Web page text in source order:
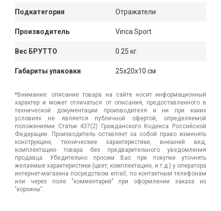
Подкатегория Отражатели
Производитель Vinca Sport
Вес БРУТТО 0.25 кг
Габариты упаковки 25x20x10 см
*Внимание: описание товара на сайте носит информационный
характер и может отличаться от описания, предоставленного в
технической документации производителя и ни при каких
условиях не является публичной офертой, определяемой
положениями Статьи 437(2) Гражданского Кодекса Российской
Федерации. Производитель оставляет за собой право изменять
конструкцию, технические характеристики, внешний вид,
комплектацию товара без предварительного уведомления
продавца. Убедительно просим Вас при покупке уточнять
желаемые характеристики (цвет, комплектацию, и т.д.) у оператора
интернет-магазина посредством email, по контактным телефонам
или через поле "комментарий" при оформлении заказа из
"корзины".